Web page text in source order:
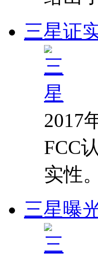
三星证
2017
FCC
实性。
三星曝